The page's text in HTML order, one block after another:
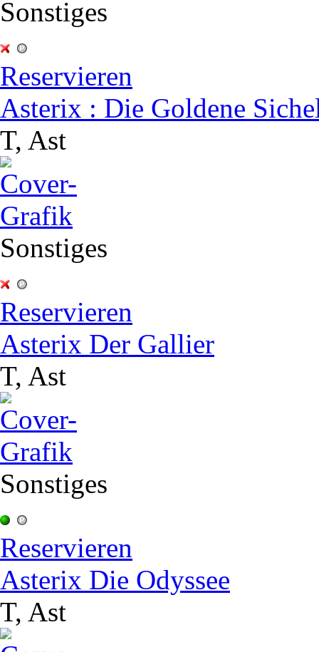
Sonstiges
Reservieren
Asterix : Die Goldene
T, Ast
Sonstiges
Reservieren
Asterix Der Gallier
T, Ast
Sonstiges
Reservieren
Asterix Die Odyssee
T, Ast